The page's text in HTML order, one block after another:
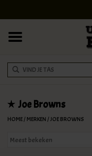
COLLEGE BAGS
RUGZAKKEN
WERK & LAPTOPTASSEN
Joe Browns
HOME/MERKEN/JOE BROWNS